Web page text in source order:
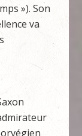
»). Son
va